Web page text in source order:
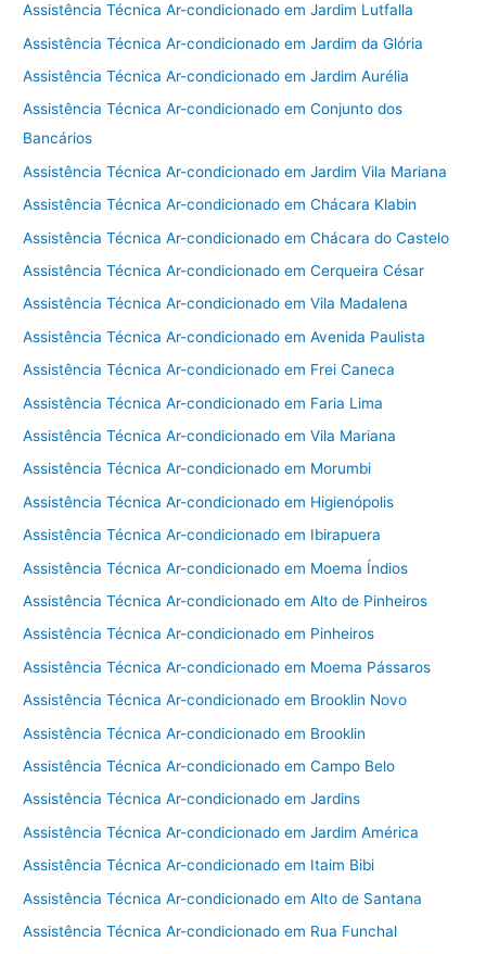
Assistência Técnica Ar-condicionado em Jardim Lutfalla
Assistência Técnica Ar-condicionado em Jardim da Glória
Assistência Técnica Ar-condicionado em Jardim Aurélia
Assistência Técnica Ar-condicionado em Conjunto dos
Bancários
Assistência Técnica Ar-condicionado em Jardim Vila Mariana
Assistência Técnica Ar-condicionado em Chácara Klabin
Assistência Técnica Ar-condicionado em Chácara do Castelo
Assistência Técnica Ar-condicionado em Cerqueira César
Assistência Técnica Ar-condicionado em Vila Madalena
Assistência Técnica Ar-condicionado em Avenida Paulista
Assistência Técnica Ar-condicionado em Frei Caneca
Assistência Técnica Ar-condicionado em Faria Lima
Assistência Técnica Ar-condicionado em Vila Mariana
Assistência Técnica Ar-condicionado em Morumbi
Assistência Técnica Ar-condicionado em Higienópolis
Assistência Técnica Ar-condicionado em Ibirapuera
Assistência Técnica Ar-condicionado em Moema Índios
Assistência Técnica Ar-condicionado em Alto de Pinheiros
Assistência Técnica Ar-condicionado em Pinheiros
Assistência Técnica Ar-condicionado em Moema Pássaros
Assistência Técnica Ar-condicionado em Brooklin Novo
Assistência Técnica Ar-condicionado em Brooklin
Assistência Técnica Ar-condicionado em Campo Belo
Assistência Técnica Ar-condicionado em Jardins
Assistência Técnica Ar-condicionado em Jardim América
Assistência Técnica Ar-condicionado em Itaim Bibi
Assistência Técnica Ar-condicionado em Alto de Santana
Assistência Técnica Ar-condicionado em Rua Funchal